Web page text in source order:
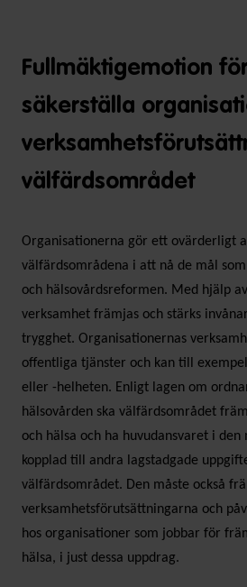
Fullmäktigemotion
säkerställa
välfärdsområdet
Organisationerna gör ett ovärderligt
välfärdsområdena i att nå de mål
och hälsovårdsreformen. Med hjälp
verksamhet främjas och stärks
trygghet. Organisationernas
offentliga tjänster och kan till
eller -helheten. Enligt lagen om
hälsovården ska välfärdsområdet
och hälsa och ha huvudansvaret i
kopplad till andra lagstadgade
välfärdsområdet. Den måste också
verksamhetsförutsättningarna och
hos organisationer som jobbar för
hälsa, i just dessa uppdrag.